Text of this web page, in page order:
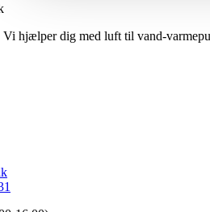
hjælper dig med luft til vand-